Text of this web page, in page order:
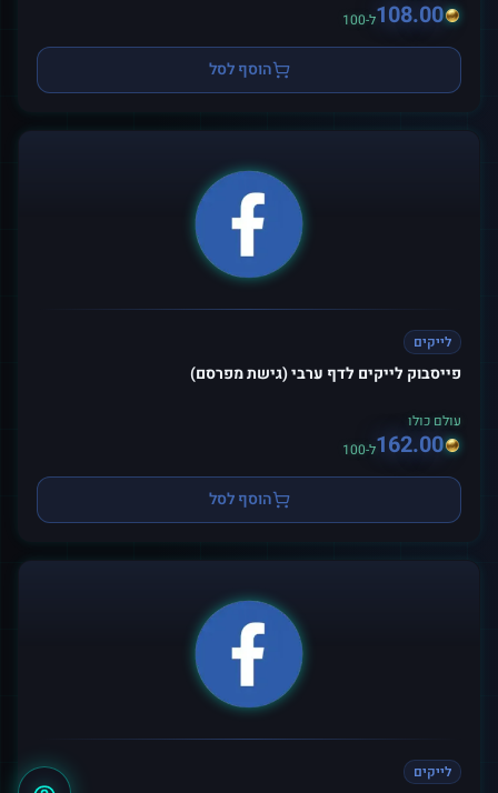
108.00ל-100
הוסף לסל
לייקים
פייסבוק לייקים לדף ערבי (גישת מפרסם)
עולם כולו
162.00ל-100
הוסף לסל
לייקים